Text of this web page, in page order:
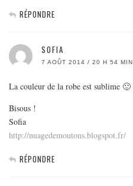
RÉPONDRE
SOFIA
7 AOÛT 2014 / 20 H 54 MIN
La couleur de la robe est sublime 🙂
Bisous !
Sofia
http://nuagedemoutons.blogspot.fr/
RÉPONDRE